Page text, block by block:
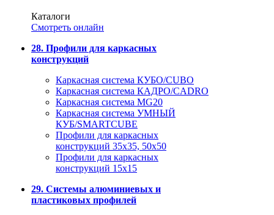
Каталоги
Смотреть онлайн
28. Профили для каркасных
конструкций
Каркасная система КУБО/CUBO
Каркасная система КАДРО/CADRO
Каркасная система MG20
Каркасная система УМНЫЙ
КУБ/SMARTCUBE
Профили для каркасных
конструкций 35x35, 50x50
Профили для каркасных
конструкций 15х15
29. Системы алюминиевых и
пластиковых профилей